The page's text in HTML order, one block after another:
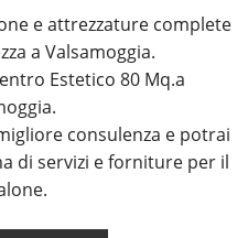
e attrezzature complete
a Valsamoggia.
Estetico 80 Mq.a
consulenza e potrai
di servizi e forniture per il